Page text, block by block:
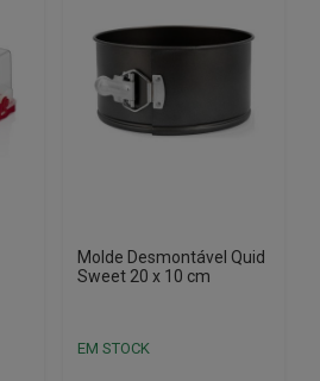
Molde Desmontável Quid
Sweet 20 x 10 cm
EM STOCK